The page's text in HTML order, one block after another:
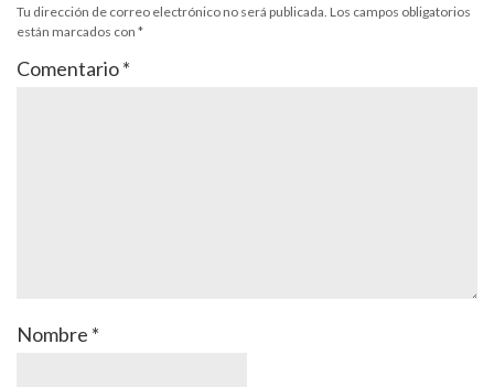
Tu dirección de correo electrónico no será publicada. Los campos obligatorios
están marcados con *
Comentario*
Nombre *